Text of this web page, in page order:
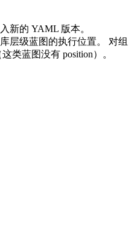
新的 YAML 版本。
层级蓝图的执行位置。 对组
这类蓝图没有 position）。